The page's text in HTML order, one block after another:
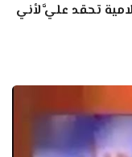
تحقد عليَّ لأني